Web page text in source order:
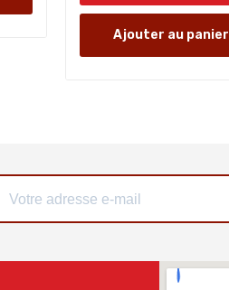
Ajouter au panier